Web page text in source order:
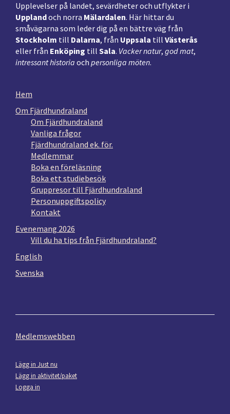
Upplevelser på landet, sevärdheter och utflykter i
Upplandoch norra Mälardalen. Här hittar du
småvägarna som leder dig på en bättre väg från
Stockholm till Dalarna, från Uppsala till Västerås
eller från Enköping till Sala. Vacker natur, god mat,
intressant historia och personliga möten.
Hem
Om Fjärdhundraland
Om Fjärdhundraland
Vanliga frågor
Fjärdhundraland ek. för.
Medlemmar
Boka en föreläsning
Boka ett studiebesök
Gruppresor till Fjärdhundraland
Personuppgiftspolicy
Kontakt
Evenemang 2026
Vill du ha tips från Fjärdhundraland?
English
Svenska
Medlemswebben
Lägg in Just nu
Lägg in aktivitet/paket
Logga in